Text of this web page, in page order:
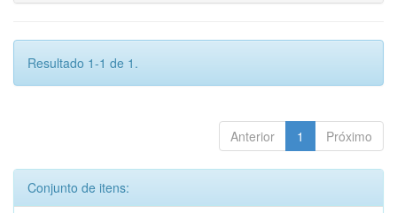
Resultado 1-1 de 1.
Anterior 1 Próximo
Conjunto de itens: